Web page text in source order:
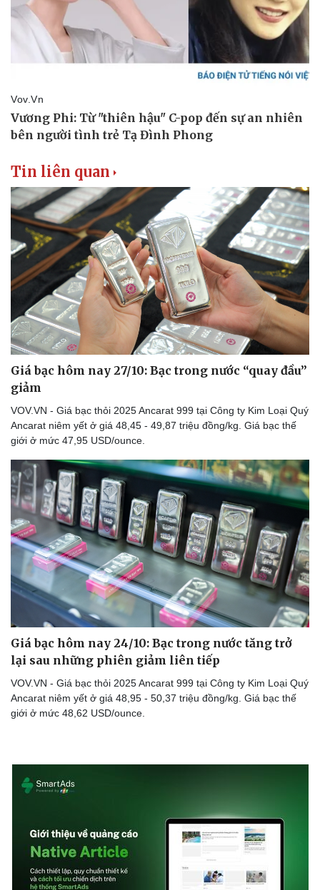
Thể thao
Bóng đá
Lịch thi đấu bóng đá
Thế giới thể thao
eSports
Hậu trường
Ô tô - Xe máy
Ô tô
Xe máy
Tư vấn
Tin liên quan
Giá bạc hôm nay 27/10: Bạc trong nước “quay đầu”
giảm
VOV.VN - Giá bạc thỏi 2025 Ancarat 999 tại Công ty Kim Loại Quý
Ancarat niêm yết ở giá 48,45 - 49,87 triệu đồng/kg. Giá bạc thế
giới ở mức 47,95 USD/ounce.
Giá bạc hôm nay 24/10: Bạc trong nước tăng trở
lại sau những phiên giảm liên tiếp
VOV.VN - Giá bạc thỏi 2025 Ancarat 999 tại Công ty Kim Loại Quý
Ancarat niêm yết ở giá 48,95 - 50,37 triệu đồng/kg. Giá bạc thế
giới ở mức 48,62 USD/ounce.